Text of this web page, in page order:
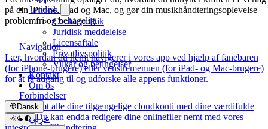
Juridisk
Cookiepolitik
Juridisk meddelelse
Licensaftale
Privatlivspolitik
Vilkår og betingelser
Kontakt
Om os
Dansk
عربي
på din iPhone, iPad og Mac, og gør din musikhåndteringsoplevelse
problemfri og behagelig.
Navigation
Lær, hvordan du nemt navigerer i vores app ved hjælp af fanebaren
(for iPhone-brugere) eller venstremenuen (for iPad- og Mac-brugere)
for at få adgang til og udforske alle appens funktioner.
Forbindelser
Tilslut nemt alle dine tilgængelige cloudkonti med dine værdifulde
lydfiler. Du kan endda redigere dine onlinefiler nemt med vores